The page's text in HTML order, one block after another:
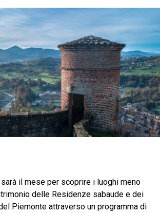
il mese per scoprire i luoghi meno
delle Residenze sabaude e dei
Piemonte attraverso un programma di